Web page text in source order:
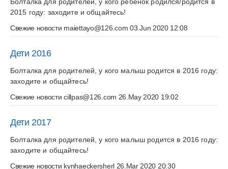
2015 году: заходите и общайтесь!
Свежие новости maiettayo@126.com 03.Jun 2020 12:08
Дети 2016
Болталка для родителей, у кого малыш родится в 2016 году:
заходите и общайтесь!
Свежие новостиcillpas@126.com 26.May 2020 19:02
Дети 2017
Болталка для родителей, у кого малыш родится в 2016 году:
заходите и общайтесь!
Свежие новости kynhaeckersherl 26.Mar 2020 20:30